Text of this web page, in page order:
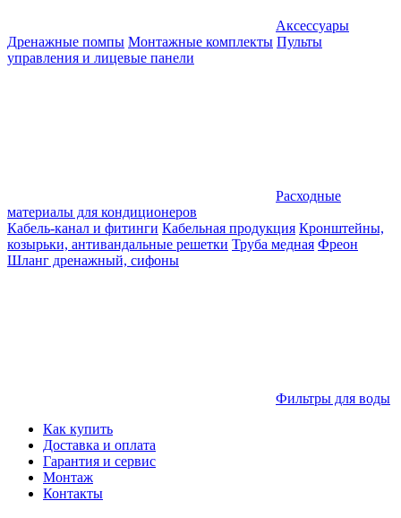
Аксессуары
Дренажные помпы Монтажные комплекты Пульты
управления и лицевые панели
Расходные
материалы для кондиционеров
Кабель-канал и фитинги Кабельная продукция Кронштейны,
козырьки, антивандальные решетки Труба медная Фреон
Шланг дренажный, сифоны
Фильтры для воды
Как купить
Доставка и оплата
Гарантия и сервис
Монтаж
Контакты